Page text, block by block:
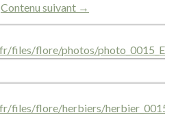
Contenu suivant →